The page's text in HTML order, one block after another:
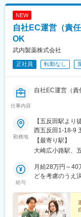
NEW
自社EC運営（責
OK
武内製薬株式会社
正社員 転勤なし
仕事内容
自社EC運営（責
勤務地
【五反田駅よ
西五反田1-18-9
「五反田駅」よ
分★五反田本社
【最寄り駅】
大崎広小路駅、
給与
月給28万円～40
どを考慮のうえ
過分は追加支給
円（固定残業代
ず月20時間～30